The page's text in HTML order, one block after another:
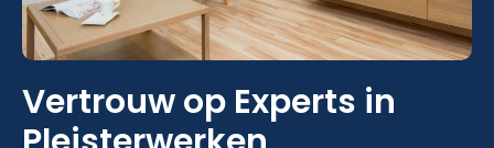
Vertrouw op Experts in